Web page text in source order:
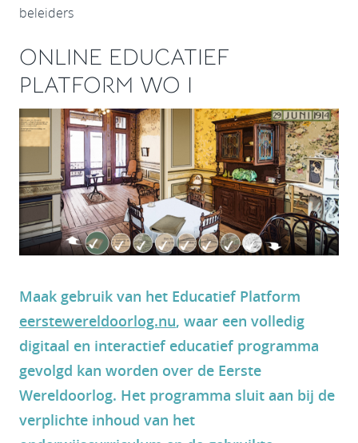
beleiders
ONLINE EDUCATIEF
PLATFORM WO I
Maak gebruik van het Educatief Platform
eerstewereldoorlog.nu, waar een volledig
digitaal en interactief educatief programma
gevolgd kan worden over de Eerste
Wereldoorlog. Het programma sluit aan bij de
verplichte inhoud van het